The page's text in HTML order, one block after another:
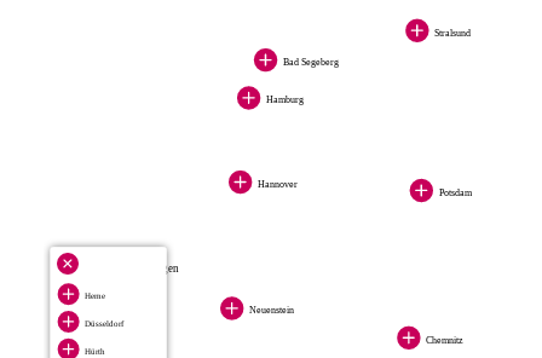
Stralsund
Bad Segeberg
Hamburg
Hannover
Potsdam
Chemnitz
Neuenstein
Hürth
3 Standorte anzeigen
Herne
Düsseldorf
Hürth